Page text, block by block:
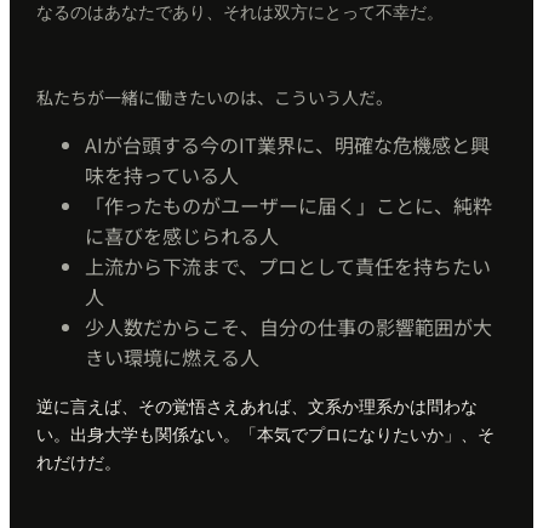
なるのはあなたであり、それは双方にとって不幸だ。
私たちが一緒に働きたいのは、こういう人だ。
AIが台頭する今のIT業界に、明確な危機感と興
味を持っている人
「作ったものがユーザーに届く」ことに、純粋
に喜びを感じられる人
上流から下流まで、プロとして責任を持ちたい
人
少人数だからこそ、自分の仕事の影響範囲が大
きい環境に燃える人
逆に言えば、その覚悟さえあれば、文系か理系かは問わな
い。出身大学も関係ない。「本気でプロになりたいか」、そ
れだけだ。